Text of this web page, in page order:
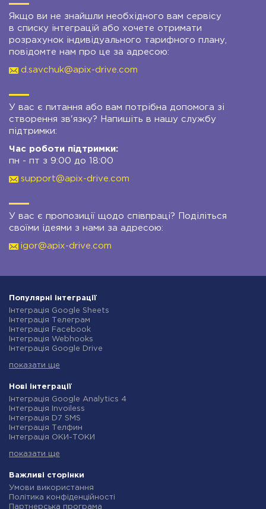
Якщо ви не знайшли необхідного вам сервісу
в списку інтеграцій або хочете отримати
розрахунок індивідуального тарифного плану,
повідомте нам про це за адресою:
d.savchuk@apix-drive.com
У вас є питання або вам потрібна допомога зі
створення зв'язку? Напишіть в нашу службу
підтримки:
Час роботи підтримки:
пн - пт з 9:00 до 18:00
support@apix-drive.com
У вас є пропозиції щодо співпраці? Поділіться
своїми ідеями з нами за адресою:
igor@apix-drive.com
Популярні інтеграції
Інтеграція Google Sheets
Інтеграція Телеграм
Інтеграція Facebook
Інтеграція Webhooks
Інтеграція Google Drive
Інтеграція Gmail
Інтеграція Rozetka
Інтеграція OpenAI (ChatGPT)
Інтеграція Binotel
Інтеграція Prom
Інтеграція Приват24
Інтеграція OLX
Інтеграція SendPulse
Інтеграція Stream Telecom
Інтеграція Google Analytics
Інтеграція Creatio
показати ще
Нові інтеграції
Інтеграція Google Analytics 4
Інтеграція Invoiless
Інтеграція D7 SMS
Інтеграція Телфин
Інтеграція ОКИ-ТОКИ
Інтеграція Microsoft Dynamics 365
Інтеграція TxtSync
Інтеграція Wire2Air
Інтеграція Corezoid
Інтеграція Infobip
показати ще
Важливі сторінки
Умови використання
Політика конфіденційності
Партнерська програма